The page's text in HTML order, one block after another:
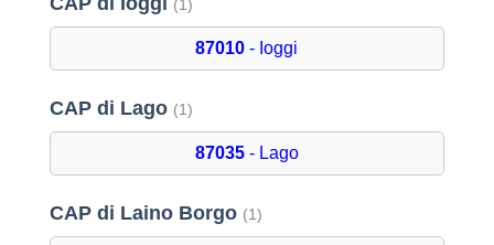
(1)
87010 - Ioggi
CAP di Lago (1)
87035- Lago
CAP di Laino Borgo (1)